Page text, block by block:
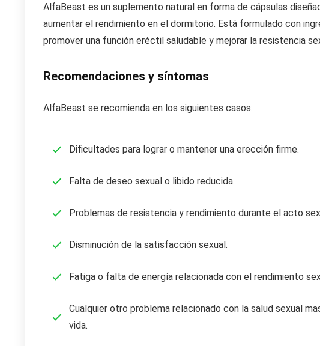
AlfaBeast es un suplemento natural en forma de cápsulas
aumentar el rendimiento en el dormitorio. Está formulado con
promover una función eréctil saludable y mejorar la resistencia
Recomendaciones y síntomas
AlfaBeast se recomienda en los siguientes casos:
Dificultades para lograr o mantener una erección firme.
Falta de deseo sexual o libido reducida.
Problemas de resistencia y rendimiento durante el acto
Disminución de la satisfacción sexual.
Fatiga o falta de energía relacionada con el rendimiento
Cualquier otro problema relacionado con la salud sexual
vida.